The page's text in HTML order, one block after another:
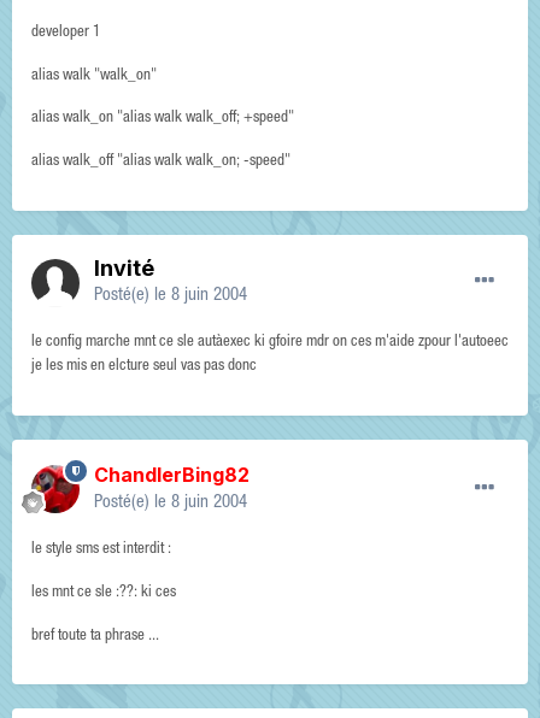
developer 1
alias walk "walk_on"
alias walk_on "alias walk walk_off; +speed"
alias walk_off "alias walk walk_on; -speed"
Invité
Posté(e) le 8 juin 2004
le config marche mnt ce sle autàexec ki gfoire mdr on ces m'aide zpour l'autoeec
je les mis en elcture seul vas pas donc
ChandlerBing82
Posté(e) le 8 juin 2004
le style sms est interdit :
les mnt ce sle :??: ki ces
bref toute ta phrase ...